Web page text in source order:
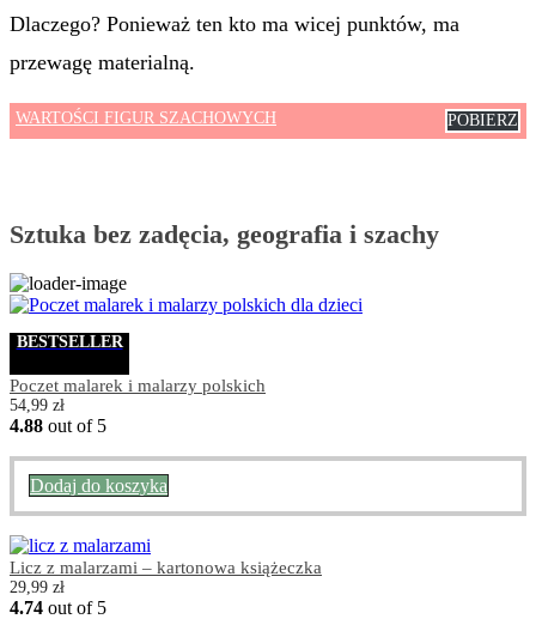
Dlaczego? Ponieważ ten kto ma wicej punktów, ma
przewagę materialną.
WARTOŚCI FIGUR SZACHOWYCH POBIERZ
Sztuka bez zadęcia, geografia i szachy
BESTSELLER
Poczet malarek i malarzy polskich
54,99 zł
4.88 out of 5
Dodaj do koszyka
Licz z malarzami – kartonowa książeczka
29,99 zł
4.74 out of 5